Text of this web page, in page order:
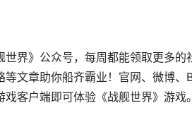
世界》公众号，每周都能领取更多
等文章助你船齐霸业！官网、微博
客户端即可体验《战舰世界》游戏。